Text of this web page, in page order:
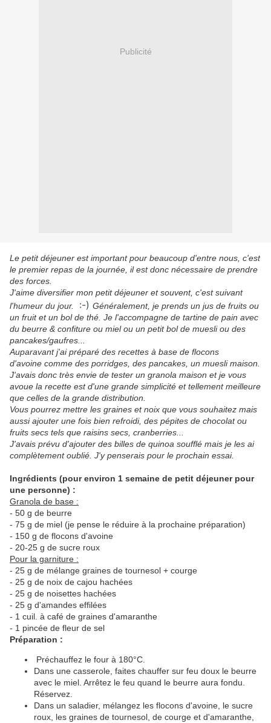
Publicité
Le petit déjeuner est important pour beaucoup d'entre nous, c'est
le premier repas de la journée, il est donc nécessaire de prendre
des forces.
J'aime diversifier mon petit déjeuner et souvent, c'est suivant
l'humeur du jour.
:-) Généralement, je prends un jus de fruits ou
un fruit et un bol de thé. Je l'accompagne de tartine de pain avec
du beurre & confiture ou miel ou un petit bol de muesli ou des
pancakes/gaufres...
Auparavant j'ai préparé des recettes à base de flocons
d'avoine comme des porridges, des pancakes, un muesli maison.
J'avais donc très envie de tester un granola maison et je vous
avoue la recette est d'une grande simplicité et tellement meilleure
que celles de la grande distribution.
Vous pourrez mettre les graines et noix que vous souhaitez mais
aussi ajouter une fois bien refroidi, des pépites de chocolat ou
fruits secs tels que raisins secs, cranberries...
J'avais prévu d'ajouter des billes de quinoa soufflé mais je les ai
complètement oublié. J'y penserais pour le prochain essai.
Ingrédients (pour environ 1 semaine de petit déjeuner pour
une personne) :
Granola de base :
- 50 g de beurre
- 75 g de miel (je pense le réduire à la prochaine préparation)
- 150 g de flocons d'avoine
- 20-25 g de sucre roux
Pour la garniture :
- 25 g de mélange graines de tournesol + courge
- 25 g de noix de cajou hachées
- 25 g de noisettes hachées
- 25 g d'amandes effilées
- 1 cuil. à café de graines d'amaranthe
- 1 pincée de fleur de sel
Préparation :
Préchauffez le four à 180°C.
Dans une casserole, faites chauffer sur feu doux le beurre
avec le miel. Arrêtez le feu quand le beurre aura fondu.
Réservez.
Dans un saladier, mélangez les flocons d'avoine, le sucre
roux, les graines de tournesol, de courge et d'amaranthe,